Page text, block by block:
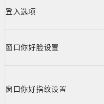
登入选项
窗口你好脸设置
窗口你好指纹设置